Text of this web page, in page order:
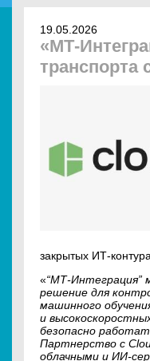
19.05.2026
«МТ-
закрытых ИТ-
«“МТ-Интеграция”
решение для
машинного
и
безопасно
Партнерство с
облачными и ИИ-